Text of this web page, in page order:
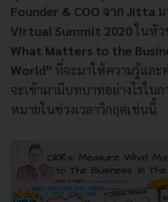
Founder & COO จาก Jitta
Virtual Summit 2020ในหัว
What Matters to the
World” ที่จะมาให้ความรู้และ
จะเข้ามามีบทบาทอย่างไรใน
หมายในช่วงเวลาวิกฤตเช่นนี้